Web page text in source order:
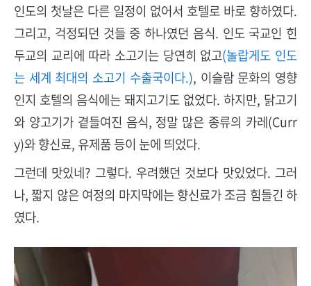
인도의 첫날은 다른 일정이 없어서 호텔로 바로 향하였다.
그리고, 걱정되던 것들 중 하나였던 음식. 인도 국교인 힌
두교의 교리에 따라 소고기는 당연히 없고(놀랍게도 인도
는 세계 최대의 소고기 수출국이다.), 이슬람 문화의 영향
인지 호텔의 음식에는 돼지고기도 없었다. 하지만, 닭고기
와 양고기가 곁들여진 음식, 정말 많은 종류의 카레(Curr
y)와 향신료, 유제품 등이 눈에 띄었다.
그런데 맛있네? 그렇다. 우려했던 것보다 맛있었다. 그러
나, 짧지 않은 여정의 마지막에는 향신료가 조금 힘들긴 하
였다.